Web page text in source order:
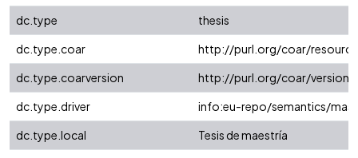
dc.type
thesis
dc.type.coar
http://purl.org/coar/
dc.type.coarversion
http://purl.org/coar/
dc.type.driver
info:eu-repo/semantics/
dc.type.local
Tesis de maestría